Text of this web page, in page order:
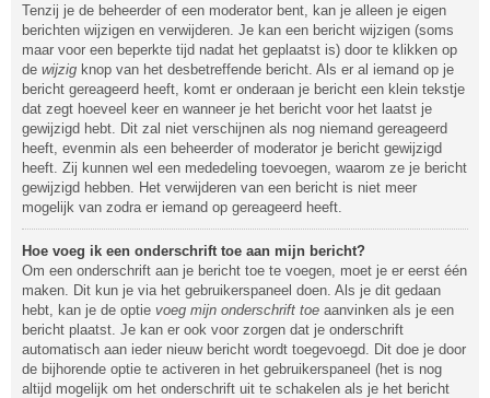
Tenzij je de beheerder of een moderator bent, kan je alleen je eigen
berichten wijzigen en verwijderen. Je kan een bericht wijzigen (soms
maar voor een beperkte tijd nadat het geplaatst is) door te klikken op
de wijzig knop van het desbetreffende bericht. Als er al iemand op je
bericht gereageerd heeft, komt er onderaan je bericht een klein tekstje
dat zegt hoeveel keer en wanneer je het bericht voor het laatst je
gewijzigd hebt. Dit zal niet verschijnen als nog niemand gereageerd
heeft, evenmin als een beheerder of moderator je bericht gewijzigd
heeft. Zij kunnen wel een mededeling toevoegen, waarom ze je bericht
gewijzigd hebben. Het verwijderen van een bericht is niet meer
mogelijk van zodra er iemand op gereageerd heeft.
Hoe voeg ik een onderschrift toe aan mijn bericht?
Om een onderschrift aan je bericht toe te voegen, moet je er eerst één
maken. Dit kun je via het gebruikerspaneel doen. Als je dit gedaan
hebt, kan je de optie voeg mijn onderschrift toe aanvinken als je een
bericht plaatst. Je kan er ook voor zorgen dat je onderschrift
automatisch aan ieder nieuw bericht wordt toegevoegd. Dit doe je door
de bijhorende optie te activeren in het gebruikerspaneel (het is nog
altijd mogelijk om het onderschrift uit te schakelen als je het bericht